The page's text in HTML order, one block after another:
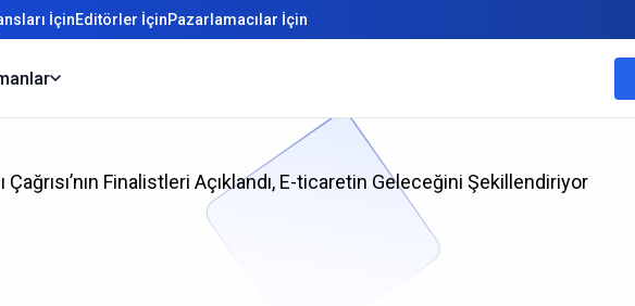
İçinEditörler İçinPazarlamacılar İçin
Finalistleri Açıklandı, E-ticaretin Geleceğini Şekillendiriyor